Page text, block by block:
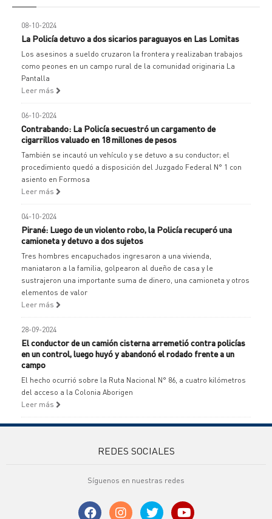
08-10-2024
La Policía detuvo a dos sicarios paraguayos en Las Lomitas
Los asesinos a sueldo cruzaron la frontera y realizaban trabajos
como peones en un campo rural de la comunidad originaria La
Pantalla
Leer más
06-10-2024
Contrabando: La Policía secuestró un cargamento de
cigarrillos valuado en 18 millones de pesos
También se incautó un vehículo y se detuvo a su conductor; el
procedimiento quedó a disposición del Juzgado Federal N° 1 con
asiento en Formosa
Leer más
04-10-2024
Pirané: Luego de un violento robo, la Policía recuperó una
camioneta y detuvo a dos sujetos
Tres hombres encapuchados ingresaron a una vivienda,
maniataron a la familia, golpearon al dueño de casa y le
sustrajeron una importante suma de dinero, una camioneta y otros
elementos de valor
Leer más
28-09-2024
El conductor de un camión cisterna arremetió contra policías
en un control, luego huyó y abandonó el rodado frente a un
campo
El hecho ocurrió sobre la Ruta Nacional N° 86, a cuatro kilómetros
del acceso a la Colonia Aborigen
Leer más
REDES SOCIALES
Síguenos en nuestras redes